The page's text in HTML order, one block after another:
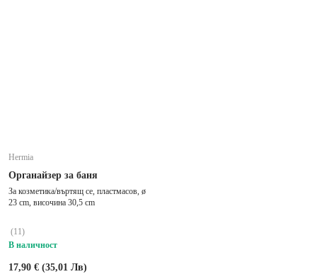
Hermia
Органайзер за баня
За козметика/въртящ се, пластмасов, ø
23 cm, височина 30,5 cm
(11)
В наличност
17,90 € (35,01 Лв)